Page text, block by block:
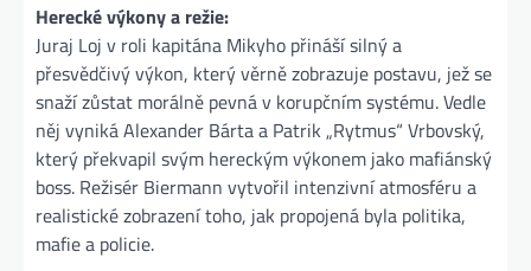
Herecké výkony a režie:
Juraj Loj v roli kapitána Mikyho přináší silný a
přesvědčivý výkon, který věrně zobrazuje postavu, jež se
snaží zůstat morálně pevná v korupčním systému. Vedle
něj vyniká Alexander Bárta a Patrik „Rytmus“ Vrbovský,
který překvapil svým hereckým výkonem jako mafiánský
boss. Režisér Biermann vytvořil intenzivní atmosféru a
realistické zobrazení toho, jak propojená byla politika,
mafie a policie​.